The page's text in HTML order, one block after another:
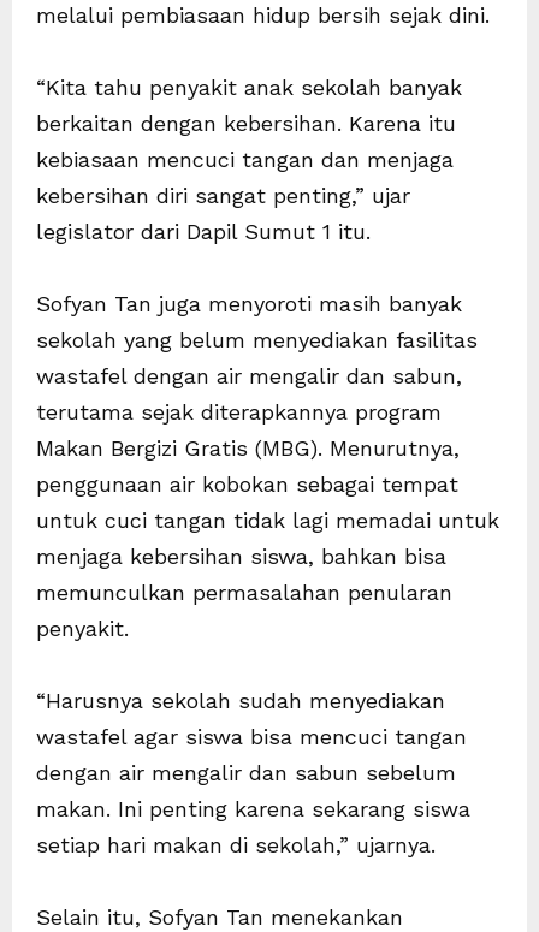
melalui pembiasaan hidup bersih sejak dini.
“Kita tahu penyakit anak sekolah banyak
berkaitan dengan kebersihan. Karena itu
kebiasaan mencuci tangan dan menjaga
kebersihan diri sangat penting,” ujar
legislator dari Dapil Sumut 1 itu.
Sofyan Tan juga menyoroti masih banyak
sekolah yang belum menyediakan fasilitas
wastafel dengan air mengalir dan sabun,
terutama sejak diterapkannya program
Makan Bergizi Gratis (MBG). Menurutnya,
penggunaan air kobokan sebagai tempat
untuk cuci tangan tidak lagi memadai untuk
menjaga kebersihan siswa, bahkan bisa
memunculkan permasalahan penularan
penyakit.
“Harusnya sekolah sudah menyediakan
wastafel agar siswa bisa mencuci tangan
dengan air mengalir dan sabun sebelum
makan. Ini penting karena sekarang siswa
setiap hari makan di sekolah,” ujarnya.
Selain itu, Sofyan Tan menekankan